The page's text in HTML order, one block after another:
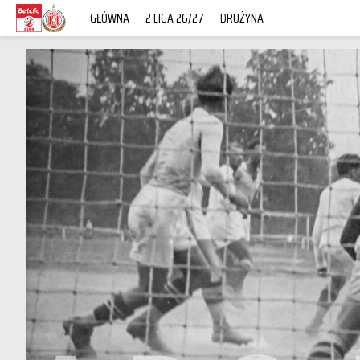
GŁÓWNA 2 LIGA 26/27 DRUŻYNA